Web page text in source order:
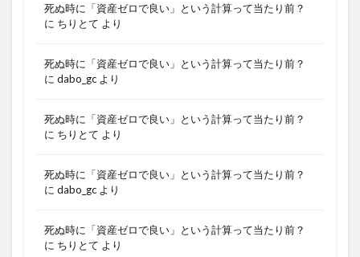
死ぬ時に「資産ゼロで良い」という計算って当たり前？
に ちりとて より
死ぬ時に「資産ゼロで良い」という計算って当たり前？
に dabo_gc より
死ぬ時に「資産ゼロで良い」という計算って当たり前？
に ちりとて より
死ぬ時に「資産ゼロで良い」という計算って当たり前？
に dabo_gc より
死ぬ時に「資産ゼロで良い」という計算って当たり前？
に ちりとて より